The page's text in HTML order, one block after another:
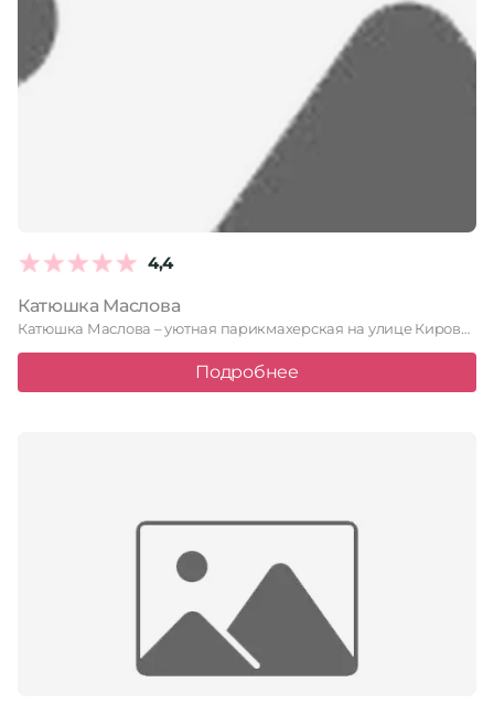
4,4
Катюшка Маслова
Катюшка Маслова – уютная парикмахерская на улице Кирова, 10, где …
Подробнее